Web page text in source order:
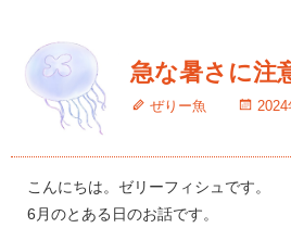
急な暑さに注
ぜりー魚 2024
こんにちは。ゼリーフィシュです。
6月のとある日のお話です。